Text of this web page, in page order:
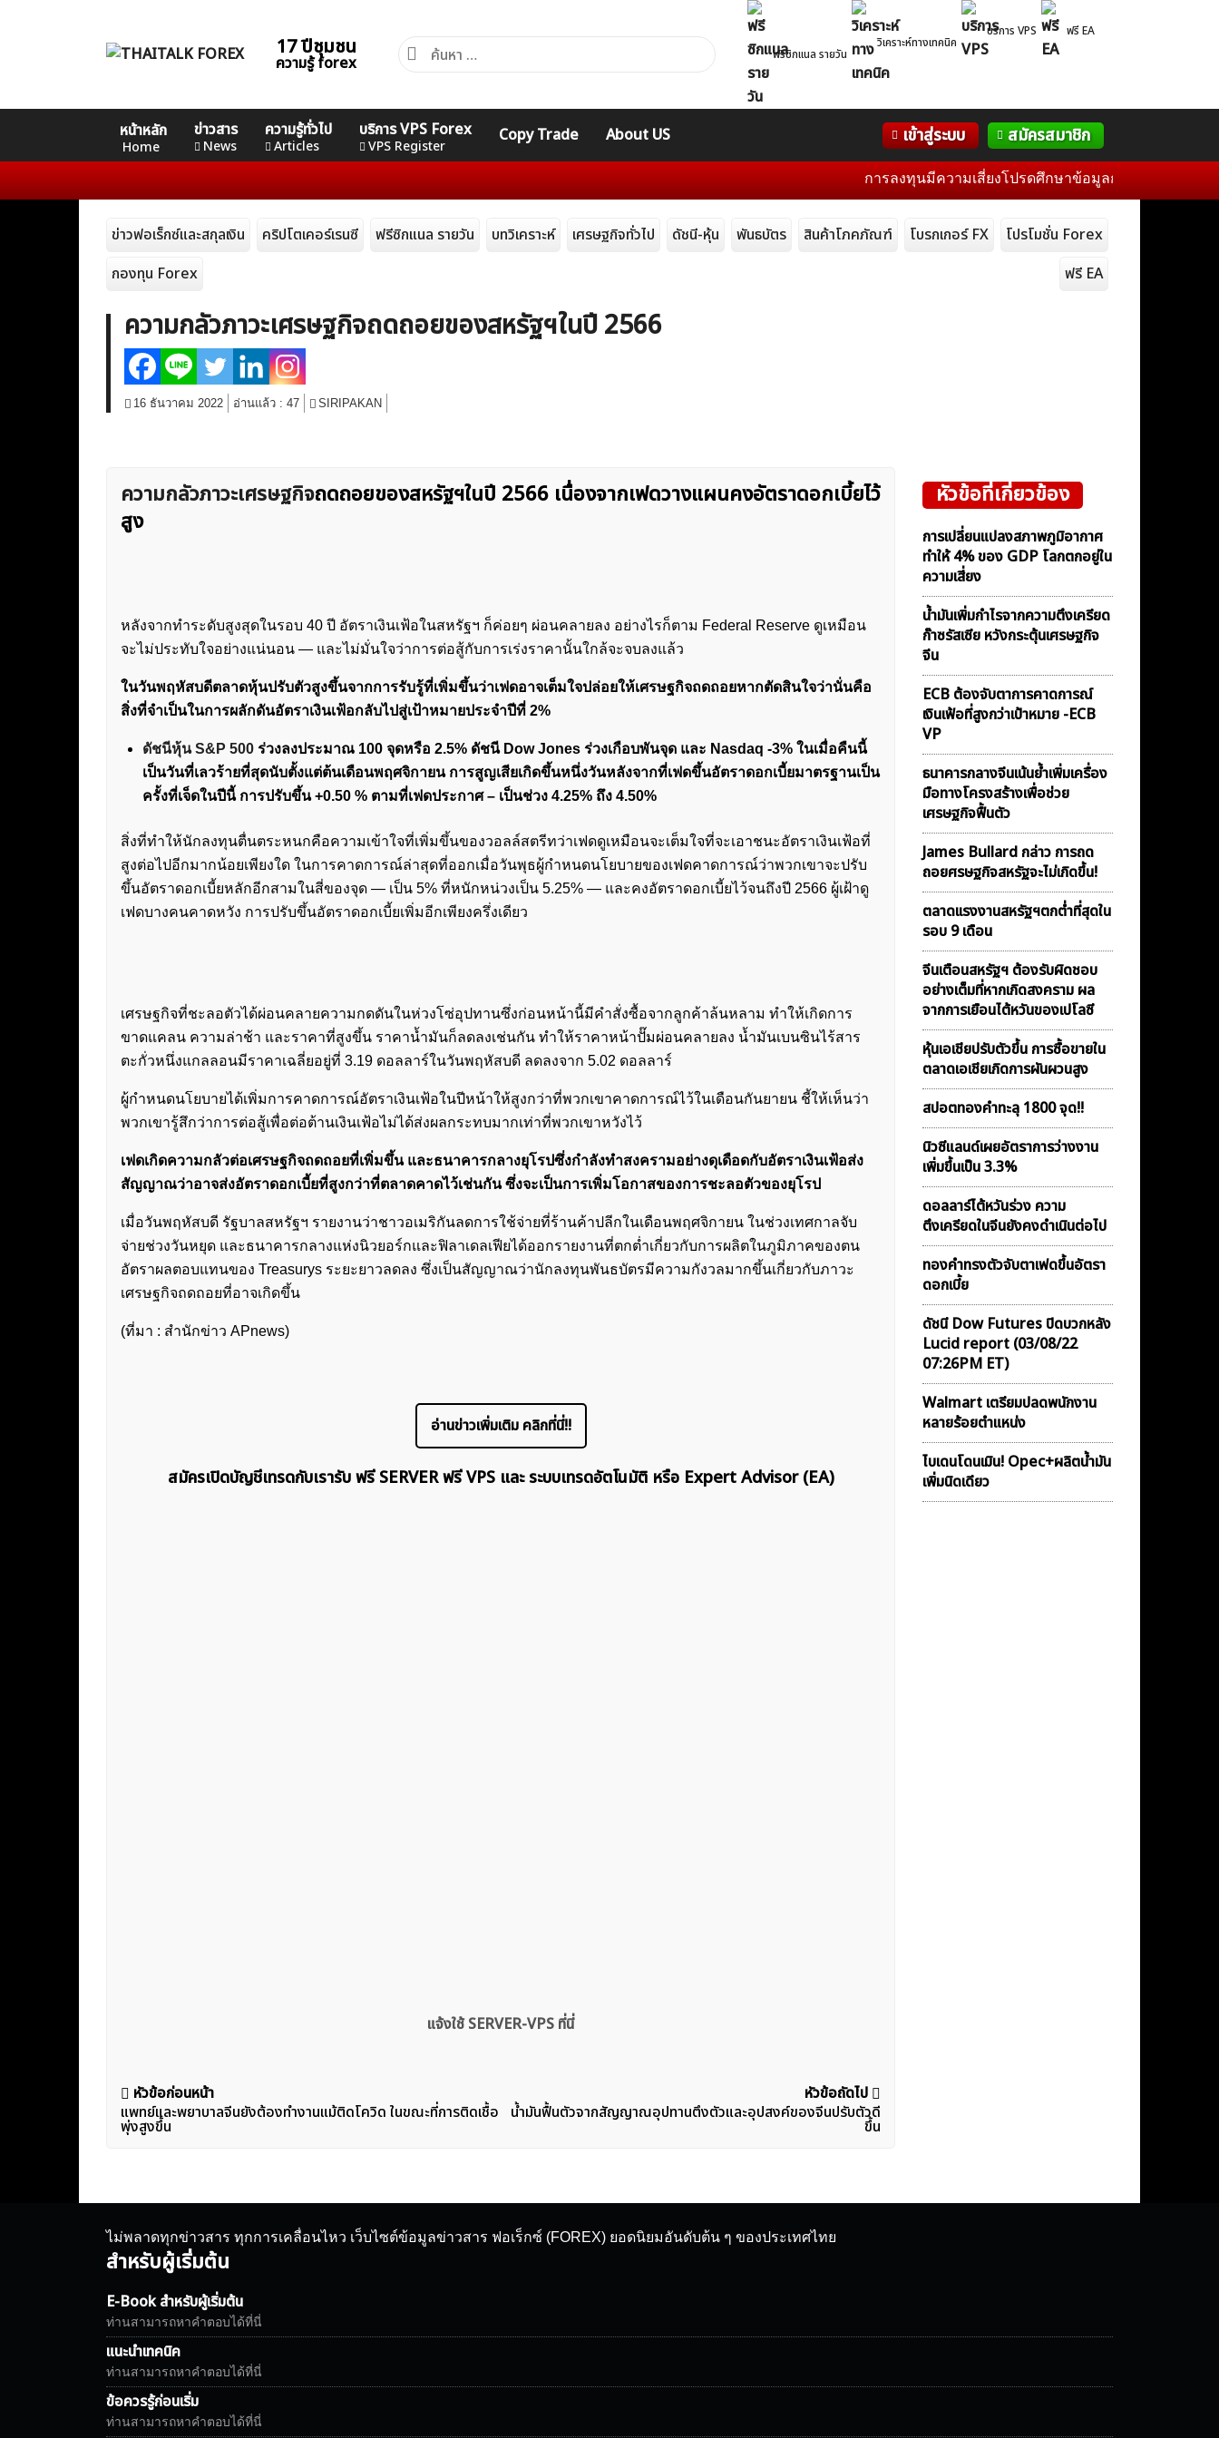
17 ปีชุมชน
ความรู้ forex
ค้นหา
สำหรับ:
ฟรีซิกแนล รายวัน
วิเคราะห์ทางเทคนิค
บริการ VPS ฟรี EA
หน้าหลัก
Home
ข่าวสาร
News
ความรู้ทั่วไป
Articles
บริการ VPS Forex
VPS Register
Copy Trade About US เข้าสู่ระบบ สมัครสมาชิก
VPS Register
คอร์ส
Basic
คอร์ส
Advance
คอร์ส
Professional
คอร์ส
Expert Indicators
WelTrade กิจกรรม
ฟอรั่ม
การลงทุนมีความเสี่ยงโปรดศึกษาข้อมูลก่อนการตัดสินใจลงทุ
ข่าวฟอเร็กซ์และสกุลเงิน คริปโตเคอร์เรนซี ฟรีซิกแนล รายวัน บทวิเคราะห์ เศรษฐกิจทั่วไป ดัชนี-หุ้น พันธบัตร สินค้าโภคภัณฑ์ โบรกเกอร์ FX
โปรโมชั่น Forex
กองทุน Forex
ฟรี EA
ความกลัวภาวะเศรษฐกิจถดถอยของสหรัฐฯในปี 2566
16 ธันวาคม 2022 อ่านแล้ว : 47 SIRIPAKAN
ความกลัวภาวะเศรษฐกิจถดถอยของสหรัฐฯในปี 2566 เนื่องจากเฟดวางแผนคงอัตราดอกเบี้ยไว้
สูง
หลังจากทำระดับสูงสุดในรอบ 40 ปี อัตราเงินเฟ้อในสหรัฐฯ ก็ค่อยๆ ผ่อนคลายลง อย่างไรก็ตาม Federal Reserve ดูเหมือน
จะไม่ประทับใจอย่างแน่นอน — และไม่มั่นใจว่าการต่อสู้กับการเร่งราคานั้นใกล้จะจบลงแล้ว
ในวันพฤหัสบดีตลาดหุ้นปรับตัวสูงขึ้นจากการรับรู้ที่เพิ่มขึ้นว่าเฟดอาจเต็มใจปล่อยให้เศรษฐกิจถดถอยหากตัดสินใจว่านั่นคือ
สิ่งที่จำเป็นในการผลักดันอัตราเงินเฟ้อกลับไปสู่เป้าหมายประจำปีที่ 2%
ดัชนีหุ้น S&P 500 ร่วงลงประมาณ 100 จุดหรือ 2.5% ดัชนี Dow Jones ร่วงเกือบพันจุด และ Nasdaq -3% ในเมื่อคืนนี้
เป็นวันที่เลวร้ายที่สุดนับตั้งแต่ต้นเดือนพฤศจิกายน การสูญเสียเกิดขึ้นหนึ่งวันหลังจากที่เฟดขึ้นอัตราดอกเบี้ยมาตรฐานเป็น
ครั้งที่เจ็ดในปีนี้ การปรับขึ้น +0.50 % ตามที่เฟดประกาศ – เป็นช่วง 4.25% ถึง 4.50%
สิ่งที่ทำให้นักลงทุนตื่นตระหนกคือความเข้าใจที่เพิ่มขึ้นของวอลล์สตรีทว่าเฟดดูเหมือนจะเต็มใจที่จะเอาชนะอัตราเงินเฟ้อที่
สูงต่อไปอีกมากน้อยเพียงใด ในการคาดการณ์ล่าสุดที่ออกเมื่อวันพุธผู้กำหนดนโยบายของเฟดคาดการณ์ว่าพวกเขาจะปรับ
ขึ้นอัตราดอกเบี้ยหลักอีกสามในสี่ของจุด — เป็น 5% ที่หนักหน่วงเป็น 5.25% — และคงอัตราดอกเบี้ยไว้จนถึงปี 2566 ผู้เฝ้าดู
เฟดบางคนคาดหวัง การปรับขึ้นอัตราดอกเบี้ยเพิ่มอีกเพียงครึ่งเดียว
เศรษฐกิจที่ชะลอตัวได้ผ่อนคลายความกดดันในห่วงโซ่อุปทานซึ่งก่อนหน้านี้มีคำสั่งซื้อจากลูกค้าล้นหลาม ทำให้เกิดการ
ขาดแคลน ความล่าช้า และราคาที่สูงขึ้น ราคาน้ำมันก็ลดลงเช่นกัน ทำให้ราคาหน้าปั๊มผ่อนคลายลง น้ำมันเบนซินไร้สาร
ตะกั่วหนึ่งแกลลอนมีราคาเฉลี่ยอยู่ที่ 3.19 ดอลลาร์ในวันพฤหัสบดี ลดลงจาก 5.02 ดอลลาร์
ผู้กำหนดนโยบายได้เพิ่มการคาดการณ์อัตราเงินเฟ้อในปีหน้าให้สูงกว่าที่พวกเขาคาดการณ์ไว้ในเดือนกันยายน ชี้ให้เห็นว่า
พวกเขารู้สึกว่าการต่อสู้เพื่อต่อต้านเงินเฟ้อไม่ได้ส่งผลกระทบมากเท่าที่พวกเขาหวังไว้
เฟดเกิดความกลัวต่อเศรษฐกิจถดถอยที่เพิ่มขึ้น และธนาคารกลางยุโรปซึ่งกำลังทำสงครามอย่างดุเดือดกับอัตราเงินเฟ้อส่ง
สัญญาณว่าอาจส่งอัตราดอกเบี้ยที่สูงกว่าที่ตลาดคาดไว้เช่นกัน ซึ่งจะเป็นการเพิ่มโอกาสของการชะลอตัวของยุโรป
เมื่อวันพฤหัสบดี รัฐบาลสหรัฐฯ รายงานว่าชาวอเมริกันลดการใช้จ่ายที่ร้านค้าปลีกในเดือนพฤศจิกายน ในช่วงเทศกาลจับ
จ่ายช่วงวันหยุด และธนาคารกลางแห่งนิวยอร์กและฟิลาเดลเฟียได้ออกรายงานที่ตกต่ำเกี่ยวกับการผลิตในภูมิภาคของตน
อัตราผลตอบแทนของ Treasurys ระยะยาวลดลง ซึ่งเป็นสัญญาณว่านักลงทุนพันธบัตรมีความกังวลมากขึ้นเกี่ยวกับภาวะ
เศรษฐกิจถดถอยที่อาจเกิดขึ้น
(ที่มา : สำนักข่าว APnews)
อ่านข่าวเพิ่มเติม คลิกที่นี่!!
สมัครเปิดบัญชีเทรดกับเรารับ ฟรี SERVER ฟรี VPS และ ระบบเทรดอัตโนมัติ หรือ Expert Advisor (EA)
แจ้งใช้ SERVER-VPS ที่นี่
แนะแนว
เรื่อง
หัวข้อก่อนหน้า
แพทย์และพยาบาลจีนยังต้องทำงานแม้ติดโควิด ในขณะที่การติดเชื้อ
พุ่งสูงขึ้น
หัวข้อถัดไป
น้ำมันฟื้นตัวจากสัญญาณอุปทานตึงตัวและอุปสงค์ของจีนปรับตัวดี
ขึ้น
หัวข้อที่เกี่ยวข้อง
การเปลี่ยนแปลงสภาพภูมิอากาศ
ทำให้ 4% ของ GDP โลกตกอยู่ใน
ความเสี่ยง
น้ำมันเพิ่มกำไรจากความตึงเครียด
ก๊าซรัสเซีย หวังกระตุ้นเศรษฐกิจ
จีน
ECB ต้องจับตาการคาดการณ์
เงินเฟ้อที่สูงกว่าเป้าหมาย -ECB
VP
ธนาคารกลางจีนเน้นย้ำเพิ่มเครื่อง
มือทางโครงสร้างเพื่อช่วย
เศรษฐกิจฟื้นตัว
James Bullard กล่าว การถด
ถอยศรษฐกิจสหรัฐจะไม่เกิดขึ้น!
ตลาดเเรงงานสหรัฐฯตกต่ำที่สุดใน
รอบ 9 เดือน
จีนเตือนสหรัฐฯ ต้องรับผิดชอบ
อย่างเต็มที่หากเกิดสงคราม ผล
จากการเยือนไต้หวันของเปโลซี
หุ้นเอเชียปรับตัวขึ้น การซื้อขายใน
ตลาดเอเชียเกิดการผันผวนสูง
สปอตทองคำทะลุ 1800 จุด!!
นิวซีแลนด์เผยอัตราการว่างงาน
เพิ่มขึ้นเป็น 3.3%
ดอลลาร์ไต้หวันร่วง ความ
ตึงเครียดในจีนยังคงดำเนินต่อไป
ทองคำทรงตัวจับตาเฟดขึ้นอัตรา
ดอกเบี้ย
ดัชนี Dow Futures ปิดบวกหลัง
Lucid report (03/08/22
07:26PM ET)
Walmart เตรียมปลดพนักงาน
หลายร้อยตำแหน่ง
ไบเดนโดนเมิน! Opec+ผลิตน้ำมัน
เพิ่มนิดเดียว
ไม่พลาดทุกข่าวสาร ทุกการเคลื่อนไหว เว็บไซต์ข้อมูลข่าวสาร ฟอเร็กซ์ (FOREX) ยอดนิยมอันดับต้น ๆ ของประเทศไทย
สำหรับผู้เริ่มต้น
E-Book สำหรับผู้เริ่มต้น
ท่านสามารถหาคำตอบได้ที่นี่
แนะนำเทคนิค
ท่านสามารถหาคำตอบได้ที่นี่
ข้อควรรู้ก่อนเริ่ม
ท่านสามารถหาคำตอบได้ที่นี่